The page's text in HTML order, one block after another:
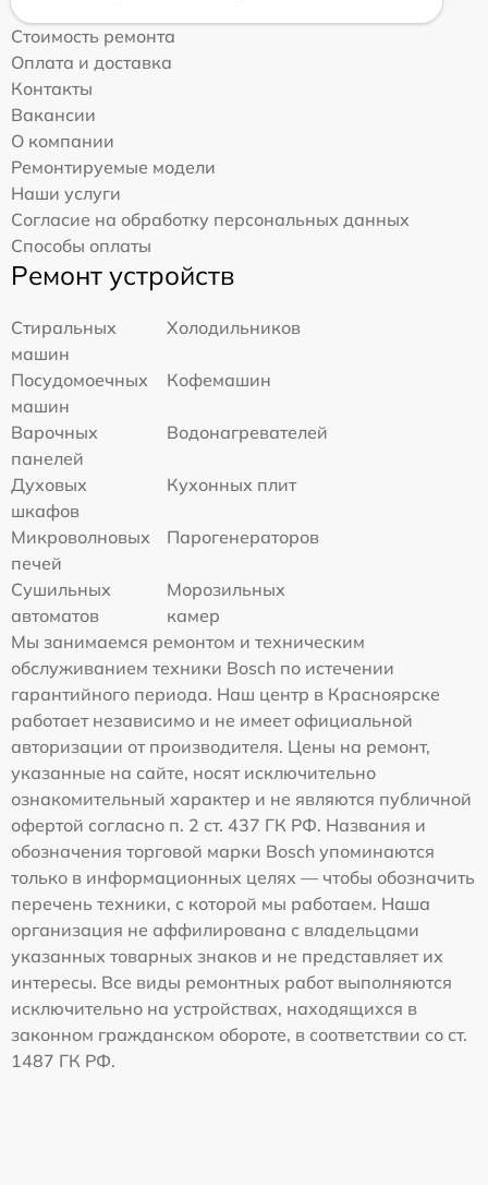
Стоимость ремонта
Оплата и доставка
Контакты
Вакансии
О компании
Ремонтируемые модели
Наши услуги
Согласие на обработку персональных данных
Способы оплаты
Ремонт устройств
Стиральных
машин
Холодильников
Посудомоечных
машин
Кофемашин
Варочных
панелей
Водонагревателей
Духовых
шкафов
Кухонных плит
Микроволновых
печей
Парогенераторов
Сушильных
автоматов
Морозильных
камер
Мы занимаемся ремонтом и техническим
обслуживанием техники Bosch по истечении
гарантийного периода. Наш центр в Красноярске
работает независимо и не имеет официальной
авторизации от производителя. Цены на ремонт,
указанные на сайте, носят исключительно
ознакомительный характер и не являются публичной
офертой согласно п. 2 ст. 437 ГК РФ. Названия и
обозначения торговой марки Bosch упоминаются
только в информационных целях — чтобы обозначить
перечень техники, с которой мы работаем. Наша
организация не аффилирована с владельцами
указанных товарных знаков и не представляет их
интересы. Все виды ремонтных работ выполняются
исключительно на устройствах, находящихся в
законном гражданском обороте, в соответствии со ст.
1487 ГК РФ.